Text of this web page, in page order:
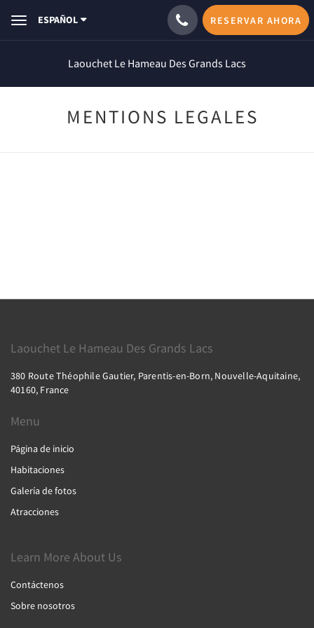
ToggleESPAÑOL RESERVAR AHORA
Laouchet Le Hameau Des Grands Lacs
MENTIONS LEGALES
Laouchet Le Hameau Des Grands Lacs
380 Route Théophile Gautier, Parentis-en-Born, Nouvelle-Aquitaine,
40160, France
Menu
Página de inicio
Habitaciones
Galería de fotos
Atracciones
Learn More About Us
Contáctenos
Sobre nosotros